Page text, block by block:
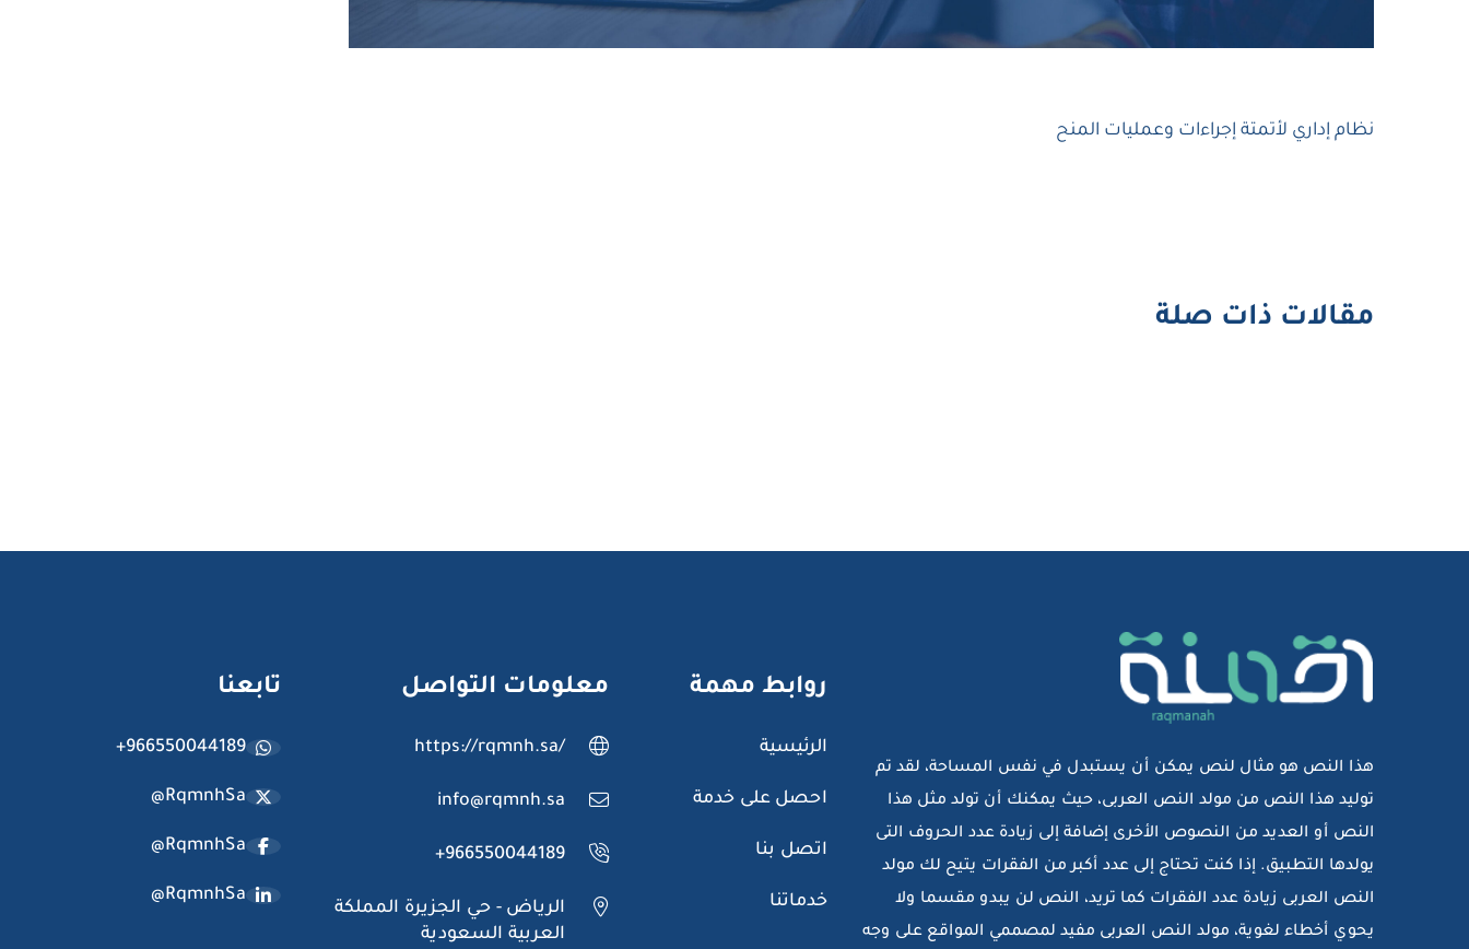
نظام إداري لأتمتة إجراءات وعمليات المنح
مقالات ذات صلة
هذا النص هو مثال لنص يمكن أن يستبدل في نفس المساحة، لقد تم
توليد هذا النص من مولد النص العربى، حيث يمكنك أن تولد مثل هذا
النص أو العديد من النصوص الأخرى إضافة إلى زيادة عدد الحروف التى
يولدها التطبيق. إذا كنت تحتاج إلى عدد أكبر من الفقرات يتيح لك مولد
النص العربى زيادة عدد الفقرات كما تريد، النص لن يبدو مقسما ولا
يحوي أخطاء لغوية، مولد النص العربى مفيد لمصممي المواقع على وجه
روابط مهمة
الرئيسية
احصل على خدمة
اتصل بنا
خدماتنا
معلومات التواصل
https://rqmnh.sa/
info@rqmnh.sa
+966550044189
الرياض - حي الجزيرة المملكة
العربية السعودية
تابعنا
+966550044189
@RqmnhSa
@RqmnhSa
@RqmnhSa